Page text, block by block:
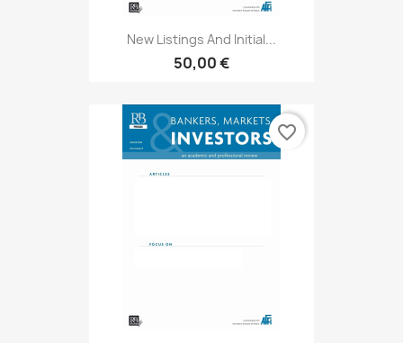
New Listings And Initial...
50,00 €
favorite_border